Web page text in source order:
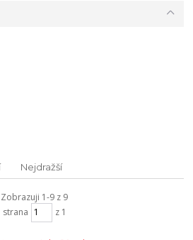
Nejdražší
Zobrazuji 1-9 z 9
strana
z 1